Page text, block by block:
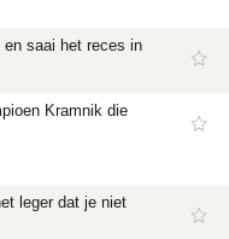
saai het reces in
Kramnik die
leger dat je niet